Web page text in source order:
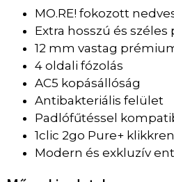
MO.RE! fokozott
Extra hosszú és széles
12 mm vastag
4 oldali fózolás
AC5 kopásállóság
Antibakteriális felület
Padlófűtéssel
1clic 2go Pure+
Modern és exkluzív